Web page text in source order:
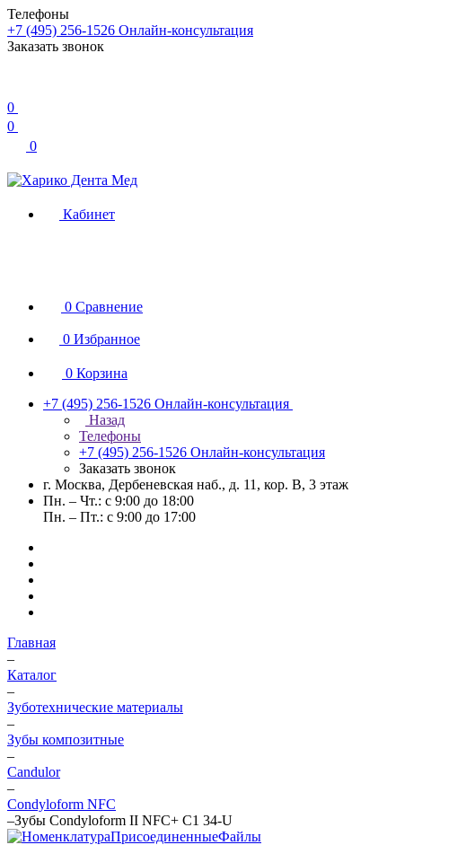
Телефоны
+7 (495) 256-1526 Онлайн-консультация
Заказать звонок
0
0
0
Кабинет
0 Сравнение
0 Избранное
0 Корзина
+7 (495) 256-1526 Онлайн-консультация
Назад
Телефоны
+7 (495) 256-1526 Онлайн-консультация
Заказать звонок
г. Москва, Дербеневская наб., д. 11, кор. В, 3 этаж
Пн. – Чт.: с 9:00 до 18:00
Пн. – Пт.: с 9:00 до 17:00
Главная
–
Каталог
–
Зуботехнические материалы
–
Зубы композитные
–
Candulor
–
Condyloform NFC
–Зубы Condyloform II NFC+ C1 34-U